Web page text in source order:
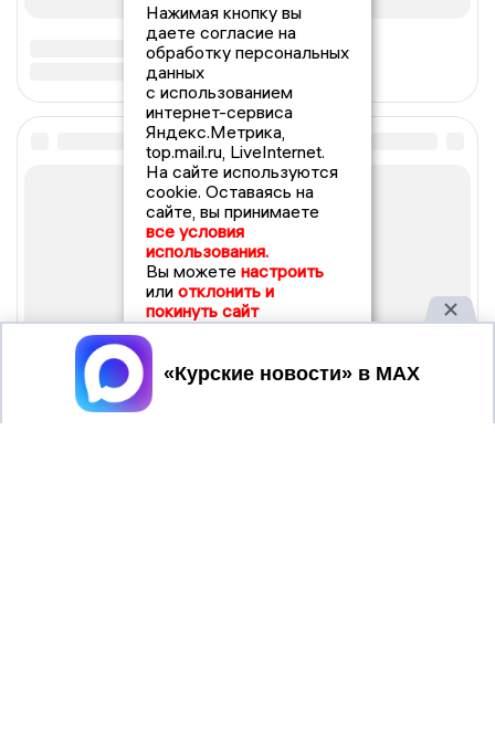
Нажимая кнопку вы
даете согласие на
обработку персональных
данных
с использованием
интернет-сервиса
Яндекс.Метрика,
top.mail.ru, LiveInternet.
На сайте используются
cookie. Оставаясь на
сайте, вы принимаете
все условия
использования.
Вы можете настроить
или отклонить и
покинуть сайт
Принять